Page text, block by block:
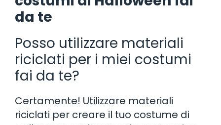
da te
Posso utilizzare materiali
riciclati per i miei costumi
fai da te?
Certamente! Utilizzare materiali
riciclati per creare il tuo costume di